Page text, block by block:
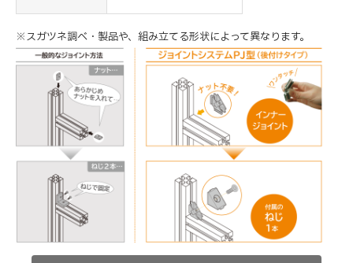
※スガツネ調べ・製品や、組み立てる形状によって異なります。